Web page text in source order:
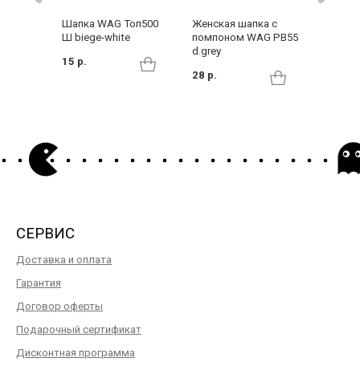
Шапка WAG Топ500
Ш biege-white
15 р.
Женская шапка с
помпоном WAG PB55
d.grey
28 р.
СЕРВИС
Доставка и оплата
Гарантия
Договор оферты
Подарочный сертификат
Дисконтная программа